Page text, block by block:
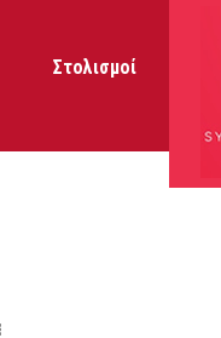
Στολισμοί